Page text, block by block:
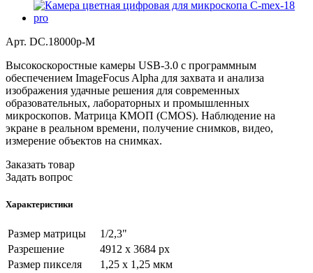
Арт. DC.18000p-M
Высокоскоростные камеры USB-3.0 с программным
обеспечением ImageFocus Alpha для захвата и анализа
изображения удачные решения для современных
образовательных, лабораторных и промышленных
микроскопов. Матрица КМОП (CMOS). Наблюдение на
экране в реальном времени, получение снимков, видео,
измерение объектов на снимках.
Заказать товар
Задать вопрос
Характеристики
Размер матрицы
1/2,3"
Разрешение
4912 х 3684 px
Размер пикселя
1,25 х 1,25 мкм